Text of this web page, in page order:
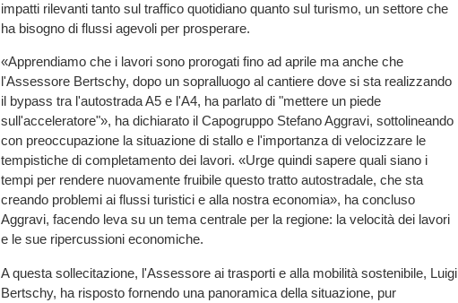
impatti rilevanti tanto sul traffico quotidiano quanto sul turismo, un settore che
ha bisogno di flussi agevoli per prosperare.
«Apprendiamo che i lavori sono prorogati fino ad aprile ma anche che
l'Assessore Bertschy, dopo un sopralluogo al cantiere dove si sta realizzando
il bypass tra l'autostrada A5 e l'A4, ha parlato di "mettere un piede
sull'acceleratore"», ha dichiarato il Capogruppo Stefano Aggravi, sottolineando
con preoccupazione la situazione di stallo e l'importanza di velocizzare le
tempistiche di completamento dei lavori. «Urge quindi sapere quali siano i
tempi per rendere nuovamente fruibile questo tratto autostradale, che sta
creando problemi ai flussi turistici e alla nostra economia», ha concluso
Aggravi, facendo leva su un tema centrale per la regione: la velocità dei lavori
e le sue ripercussioni economiche.
A questa sollecitazione, l'Assessore ai trasporti e alla mobilità sostenibile, Luigi
Bertschy, ha risposto fornendo una panoramica della situazione, pur